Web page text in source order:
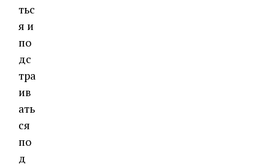
тьс
я и
по
дс
тра
ив
ать
ся
по
д